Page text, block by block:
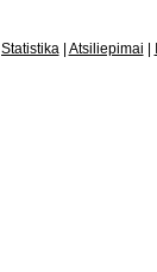
Statistika Atsiliepimai